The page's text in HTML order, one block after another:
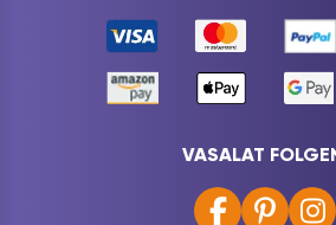
VASALAT